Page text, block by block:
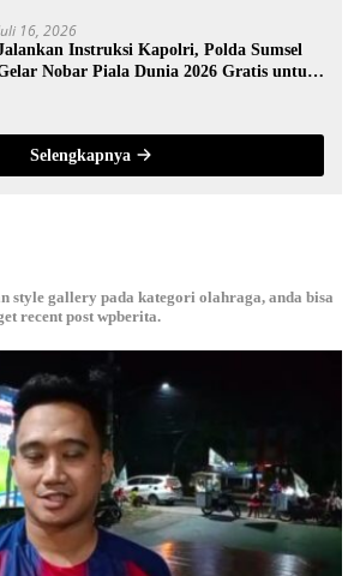
16, 2026
Instruksi Kapolri, Polda Sumsel
Nobar Piala Dunia 2026 Gratis untuk
Selengkapnya
style gallery pada kategori olahraga, anda bisa
recent post wpberita.